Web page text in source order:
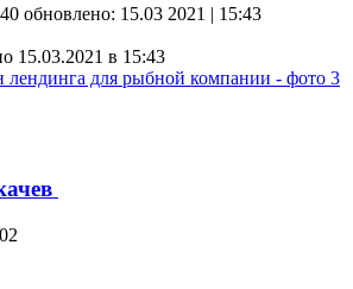
обновлено: 15.03 2021 | 15:43
15.03.2021 в 15:43